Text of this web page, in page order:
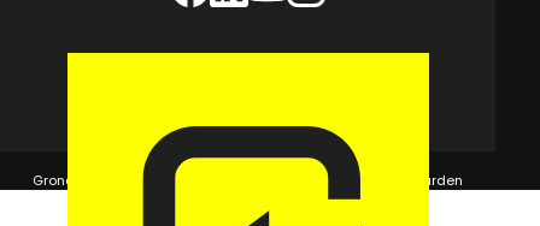
© 2026 GaragePark.
Grondposities
365Beheer & GaragePark Algemene voorwaarden